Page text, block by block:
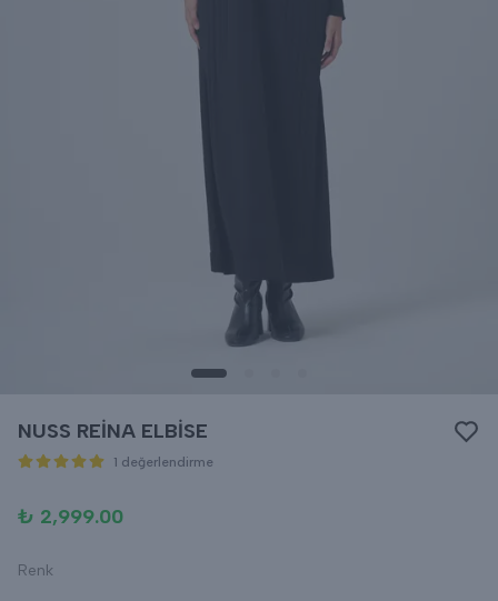
NUSS REİNA ELBİSE
1 değerlendirme
₺ 2,999.00
Renk